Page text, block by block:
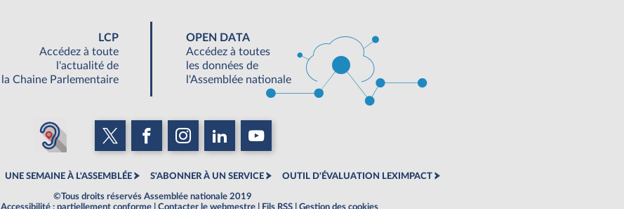
LCP
Accédez à toute
l'actualité de
la Chaine Parlementaire
OPEN DATA
Accédez à toutes
les données de
l'Assemblée nationale
UNE SEMAINE À L'ASSEMBLÉE S'ABONNER À UN SERVICE OUTIL D'ÉVALUATION LEXIMPACT
©Tous droits réservés Assemblée nationale 2019
Accessibilité : partiellement conforme Contacter le webmestre Fils RSS Gestion des cookies